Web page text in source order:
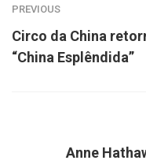
PREVIOUS
Circo da China
“China Esplêndida”
Anne